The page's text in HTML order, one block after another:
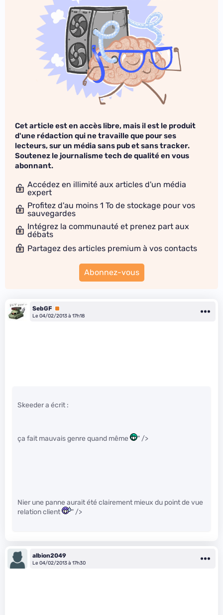
Cet article est en accès libre, mais il est le produit
d'une rédaction qui ne travaille que pour ses
lecteurs, sur un média sans pub et sans tracker.
Soutenez le journalisme tech de qualité en vous
abonnant.
Accédez en illimité aux articles d'un média
expert
Profitez d'au moins 1 To de stockage pour vos
sauvegardes
Intégrez la communauté et prenez part aux
débats
Partagez des articles premium à vos contacts
Abonnez-vous
SebGF Premium
Le 04/02/2013 à 17h18
Skeeder a écrit :
ça fait mauvais genre quand même " />
Nier une panne aurait été clairement mieux du point de vue
relation client
" />
albion2049
Le 04/02/2013 à 17h30